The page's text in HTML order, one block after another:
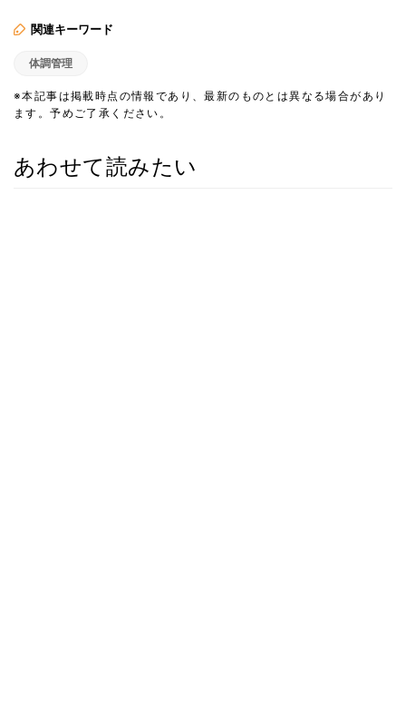
関連キーワード
体調管理
※本記事は掲載時点の情報であり、最新のものとは異なる場合があり
ます。予めご了承ください。
あわせて読みたい